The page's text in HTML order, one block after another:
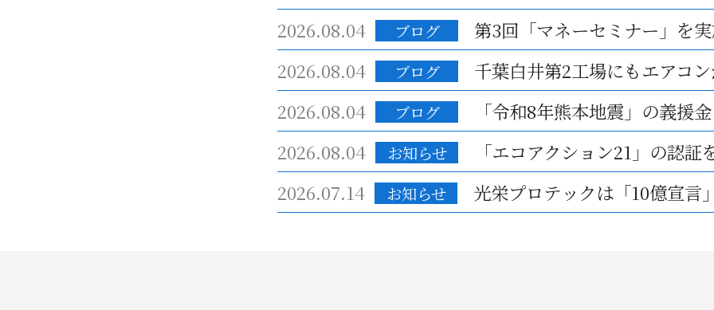
2026.08.04
ブログ
2026.08.04 ブログ
2026.08.04 ブログ
「令和8年熊本地震」の義援
2026.08.04
お知らせ
2026.07.14 お知らせ